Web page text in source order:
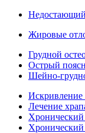
Жировые
Грудной
Острый
Шейно-
Искривление
Лечение
Хронический